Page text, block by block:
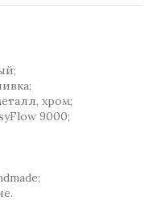
хром;
9000;